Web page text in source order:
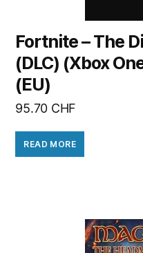
Fortnite – The
(DLC) (Xbox
(EU)
95.70 CHF
READ MORE